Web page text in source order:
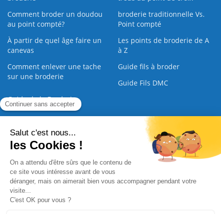
Comment broder un doudou
au point compté?
broderie traditionnelle Vs.
Point compté
À partir de quel âge faire un
canevas
Les points de broderie de A
à Z
Comment enlever une tache
sur une broderie
Guide fils à broder
Guide Fils DMC
Guide de la Broderie
Nous contacter |
Paiement sécurisé